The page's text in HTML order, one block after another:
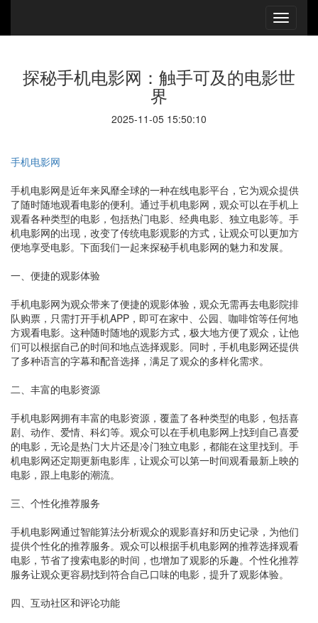
探秘手机电影网：触手可及的电影世
界
2025-11-05 15:50:10
手机电影网
手机电影网是近年来风靡全球的一种在线电影平台，它为观众提供
了随时随地观看电影的便利。通过手机电影网，观众可以在手机上
观看各种类型的电影，包括热门电影、经典电影、独立电影等。手
机电影网的出现，改变了传统电影观影的方式，让观众可以更加方
便地享受电影。下面我们一起来探秘手机电影网的魅力和发展。
一、便捷的观影体验
手机电影网为观众带来了便捷的观影体验，观众无需再去电影院排
队购票，只需打开手机APP，即可在家中、公园、咖啡馆等任何地
方观看电影。这种随时随地的观影方式，极大地方便了观众，让他
们可以根据自己的时间和地点选择观影。同时，手机电影网还提供
了多种语言的字幕和配音选择，满足了观众的多样化需求。
二、丰富的电影资源
手机电影网拥有丰富的电影资源，覆盖了各种类型的电影，包括喜
剧、动作、爱情、科幻等。观众可以在手机电影网上找到自己喜爱
的电影，无论是热门大片还是冷门独立电影，都能在这里找到。手
机电影网还定期更新电影库，让观众可以第一时间观看最新上映的
电影，跟上电影的潮流。
三、个性化推荐服务
手机电影网通过智能算法分析观众的观影喜好和历史记录，为他们
提供个性化的推荐服务。观众可以根据手机电影网的推荐选择观看
电影，节省了搜索电影的时间，也增加了观影的乐趣。个性化推荐
服务让观众更容易找到符合自己口味的电影，提升了观影体验。
四、互动社区和评论功能